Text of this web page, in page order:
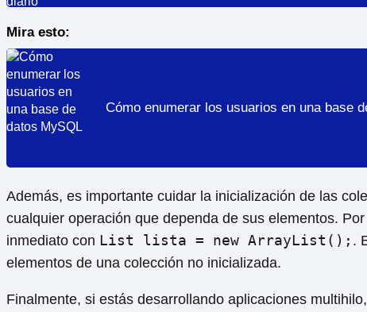
Mira esto:
Cómo enumerar los usuarios en una base
Además, es importante cuidar la inicialización de las
cualquier operación que dependa de sus elementos.
inmediato con List lista = new ArrayList(); .
elementos de una colección no inicializada.
Finalmente, si estás desarrollando aplicaciones